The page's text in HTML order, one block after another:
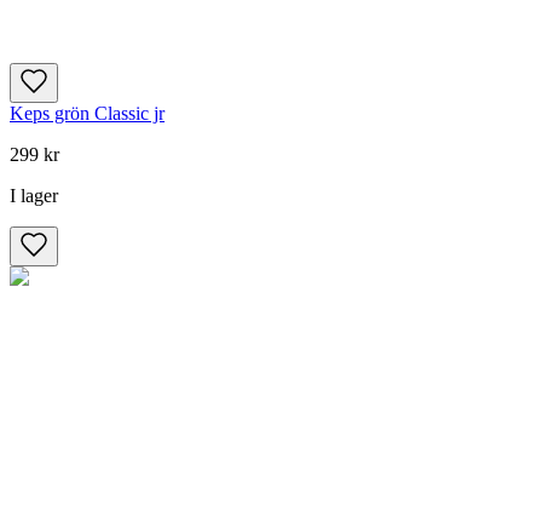
Keps grön Classic jr
299 kr
I lager